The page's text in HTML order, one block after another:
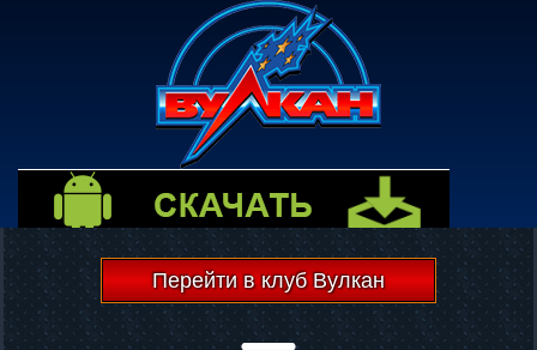
Перейти в клуб Вулкан